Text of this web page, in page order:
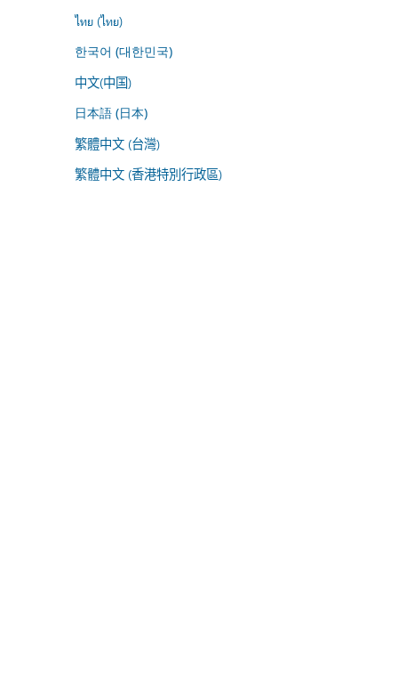
ไทย (ไทย)
한국어 (대한민국)
中文(中国)
日本語 (日本)
繁體中文 (台灣)
繁體中文 (香港特別行政區)